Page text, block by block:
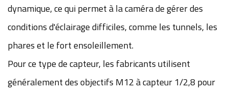
dynamique, ce qui permet à la caméra de gérer des
conditions d'éclairage difficiles, comme les tunnels, les
phares et le fort ensoleillement.
Pour ce type de capteur, les fabricants utilisent
généralement des objectifs M12 à capteur 1/2,8 pour